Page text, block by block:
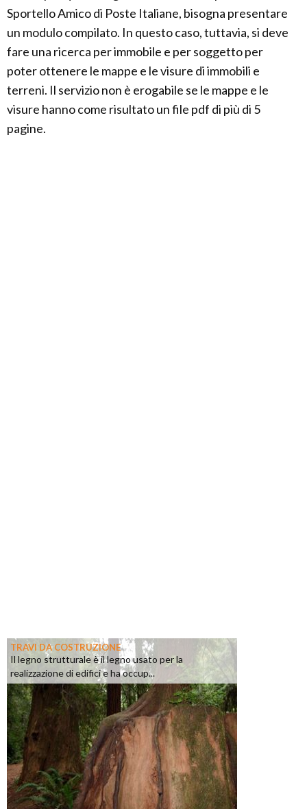
Sportello Amico di Poste Italiane, bisogna presentare
un modulo compilato. In questo caso, tuttavia, si deve
fare una ricerca per immobile e per soggetto per
poter ottenere le mappe e le visure di immobili e
terreni. Il servizio non è erogabile se le mappe e le
visure hanno come risultato un file pdf di più di 5
pagine.
TRAVI DA COSTRUZIONE
Il legno strutturale è il legno usato per la
realizzazione di edifici e ha occup...